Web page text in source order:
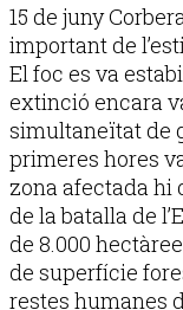
15 de juny
important de
El foc es va
extinció encara
simultaneïtat de
primeres hores
zona afectada hi
de la batalla de
de 8.000
de superfície
restes humanes